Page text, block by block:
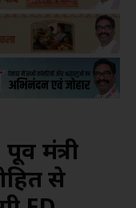
पूर्व मंत्री
से